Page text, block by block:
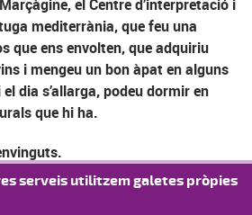
el Centre d’interpretació i
mediterrània, que feu una
que ens envolten, que adquiriu
i mengeu un bon àpat en alguns
dia s’allarga, podeu dormir en
que hi ha.
serveis utilitzem galetes pròpies